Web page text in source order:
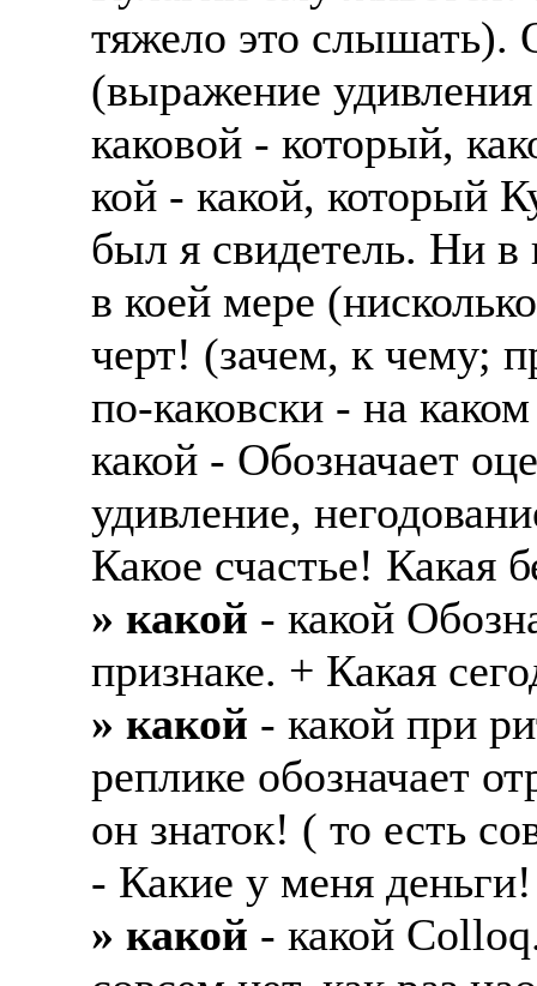
тяжело это слышать).
(выражение
каковой - который,
кой - какой, который
был я свидетель. Ни в
в коей мере
черт! (зачем, к чему;
по-каковски - на
какой - Обозначает
удивление,
Какое счастье! Какая
» какой - какой
признаке. + Какая
» какой - какой при
реплике обозначает
он знаток! ( то есть
- Какие у меня деньги!
» какой - какой